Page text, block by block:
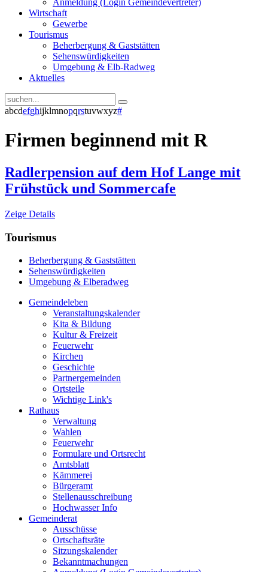
Anmeldung (Login Gemeindevertreter)
Wirtschaft
Gewerbe
Tourismus
Beherbergung & Gaststätten
Sehenswürdigkeiten
Umgebung & Elb-Radweg
Aktuelles
abcdefghijklmnopqrstuvwxyz#
Firmen beginnend mit R
Radlerpension auf dem Hof Lange mit
Frühstück und Sommercafe
Zeige Details
Tourismus
Beherbergung & Gaststätten
Sehenswürdigkeiten
Umgebung & Elberadweg
Gemeindeleben
Veranstaltungskalender
Kita & Bildung
Kultur & Freizeit
Feuerwehr
Kirchen
Geschichte
Partnergemeinden
Ortsteile
Wichtige Link's
Rathaus
Verwaltung
Wahlen
Feuerwehr
Formulare und Ortsrecht
Amtsblatt
Kämmerei
Bürgeramt
Stellenausschreibung
Hochwasser Info
Gemeinderat
Ausschüsse
Ortschaftsräte
Sitzungskalender
Bekanntmachungen